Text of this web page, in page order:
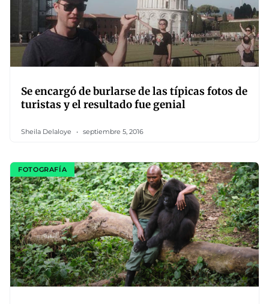
Se encargó de burlarse de las típicas fotos de
turistas y el resultado fue genial
Sheila Delaloye septiembre 5, 2016
FOTOGRAFÍA